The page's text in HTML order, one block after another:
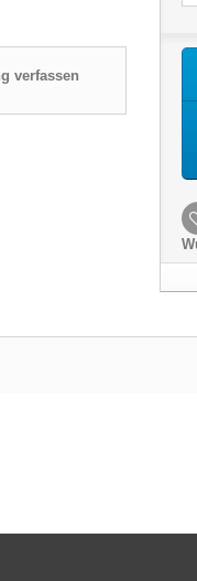
verfassen